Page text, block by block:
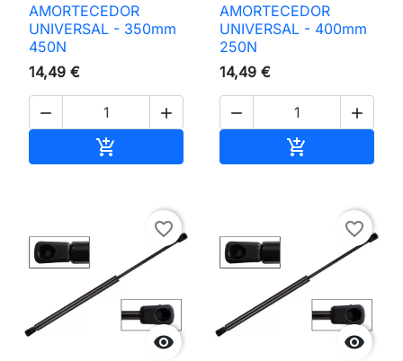
AMORTECEDOR
UNIVERSAL - 350mm
450N
14,49 €
 

AMORTECEDOR
UNIVERSAL - 400mm
250N
14,49 €
 


favorite_border

favorite_border